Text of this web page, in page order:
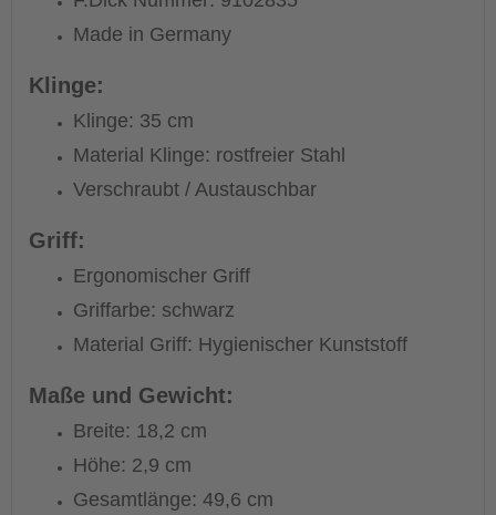
Made in Germany
Klinge:
Klinge: 35 cm
Material Klinge: rostfreier Stahl
Verschraubt / Austauschbar
Griff:
Ergonomischer Griff
Griffarbe: schwarz
Material Griff: Hygienischer Kunststoff
Maße und Gewicht:
Breite: 18,2 cm
Höhe: 2,9 cm
Gesamtlänge: 49,6 cm